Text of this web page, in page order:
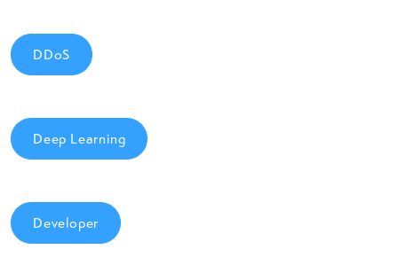
DDoS
Deep Learning
Developer